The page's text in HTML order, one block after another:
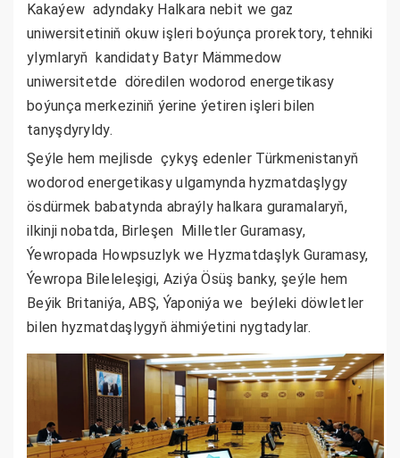
Kakaýew adyndaky Halkara nebit we gaz
uniwersitetiniň okuw işleri boýunça prorektory, tehniki
ylymlaryň kandidaty Batyr Mämmedow
uniwersitetde döredilen wodorod energetikasy
boýunça merkeziniň ýerine ýetiren işleri bilen
tanyşdyryldy.
Şeýle hem mejlisde çykyş edenler Türkmenistanyň
wodorod energetikasy ulgamynda hyzmatdaşlygy
ösdürmek babatynda abraýly halkara guramalaryň,
ilkinji nobatda, Birleşen Milletler Guramasy,
Ýewropada Howpsuzlyk we Hyzmatdaşlyk Guramasy,
Ýewropa Bileleleşigi, Aziýa Ösüş banky, şeýle hem
Beýik Britaniýa, ABŞ, Ýaponiýa we beýleki döwletler
bilen hyzmatdaşlygyň ähmiýetini nygtadylar.